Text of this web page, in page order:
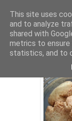
25 outubro 2012
Areias com
This site uses
and to analyze
shared with
metrics to ensure
statistics, and to